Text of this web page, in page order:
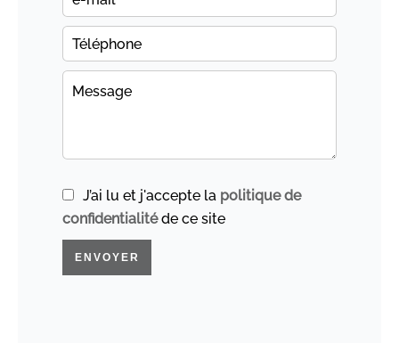
J’ai lu et j'accepte la politique de
confidentialitéde ce site
ENVOYER